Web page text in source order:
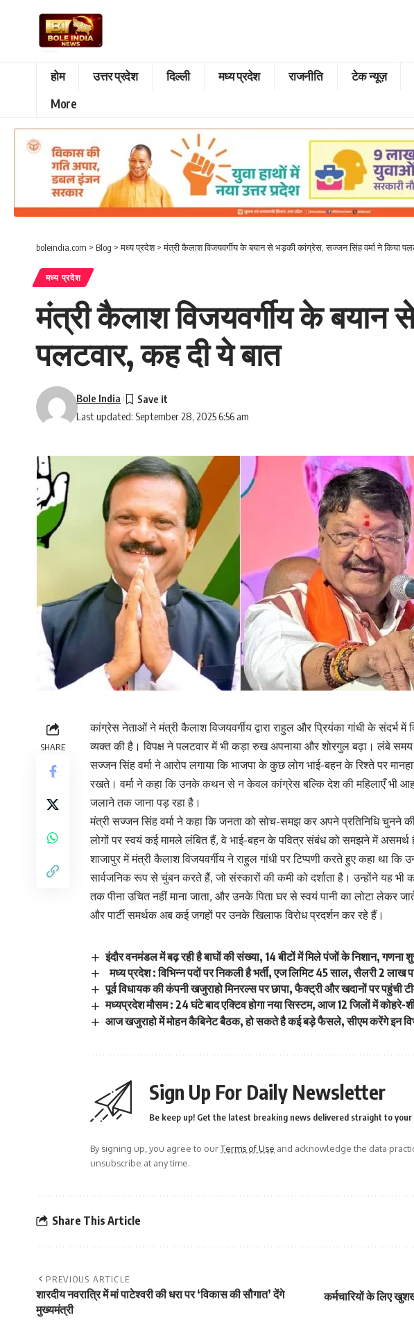
होम उत्तर प्रदेश दिल्ली मध्य प्रदेश राजनीति टेक न्यूज़
More
boleindia.com > Blog >मध्य प्रदेश>मंत्री कैलाश विजयवर्गीय के बयान से भड़की कांग्रेस, सज्जन सिंह वर्मा ने किया
मध्य प्रदेश
मंत्री कैलाश विजयवर्गीय के बयान
पलटवार, कह दी ये बात
Last updated: September 28, 2025 6:56 am
Bole India
SHARE
कांग्रेस नेताओं ने मंत्री कैलाश विजयवर्गीय द्वारा राहुल और प्रियंका गांधी के संदर्भ में
व्यक्त की है। विपक्ष ने पलटवार में भी कड़ा रुख अपनाया और शोरगुल बढ़ा। लंबे समय से
सज्जन सिंह वर्मा ने आरोप लगाया कि भाजपा के कुछ लोग भाई-बहन के रिश्ते पर
रखते। वर्मा ने कहा कि उनके कथन से न केवल कांग्रेस बल्कि देश की महिलाएँ भी
जलाने तक जाना पड़ रहा है।
मंत्री सज्जन सिंह वर्मा ने कहा कि जनता को सोच-समझ कर अपने प्रतिनिधि चुनने
लोगों पर स्वयं कई मामले लंबित हैं, वे भाई-बहन के पवित्र संबंध को समझने में
शाजापुर में मंत्री कैलाश विजयवर्गीय ने राहुल गांधी पर टिप्पणी करते हुए कहा था कि
सार्वजनिक रूप से चुंबन करते हैं, जो संस्कारों की कमी को दर्शाता है। उन्होंने यह
तक पीना उचित नहीं माना जाता, और उनके पिता घर से स्वयं पानी का लोटा लेकर
और पार्टी समर्थक अब कई जगहों पर उनके खिलाफ विरोध प्रदर्शन कर रहे हैं।
इंदौर वनमंडल में बढ़ रही है बाघों की संख्या, 14 बीटों में मिले पंजों के निशान, गणना
मध्य प्रदेश : विभिन्न पदों पर निकली है भर्ती, एज लिमिट 45 साल, सैलरी 2 लाख
पूर्व विधायक की कंपनी खजुराहो मिनरल्स पर छापा, फैक्ट्री और खदानों पर पहुंची
मध्यप्रदेश मौसम : 24 घंटे बाद एक्टिव होगा नया सिस्टम, आज 12 जिलों में कोहरे-
आज खजुराहो में मोहन कैबिनेट बैठक, हो सकते है कई बड़े फैसले, सीएम करेंगे इन
Sign Up For Daily Newsletter
Be keep up! Get the latest breaking news delivered straight to your
By signing up, you agree to ourTerms of Use and acknowledge the data
unsubscribe at any time.
Share This Article
PREVIOUS ARTICLE
शारदीय नवरात्रि में मां पाटेश्वरी की धरा पर ‘विकास की सौगात’ देंगे
मुख्यमंत्री
कर्मचारियों के लिए